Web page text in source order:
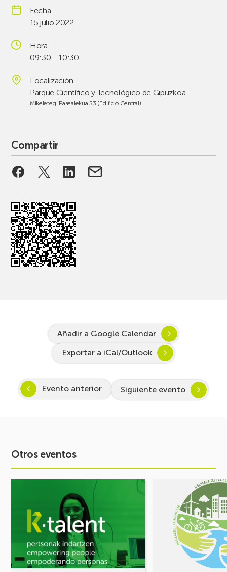
Fecha
15 julio 2022
Hora
09:30 - 10:30
Localización
Parque Científico y Tecnológico de Gipuzkoa
Mikeletegi Pasealekua 53 (Edificio Central)
Compartir
Añadir a Google Calendar
Exportar a iCal/Outlook
Evento anterior Siguiente evento
Otros eventos
STEAM
2027:
Despertando
vocación
MOVILIDAD
¡Comparte